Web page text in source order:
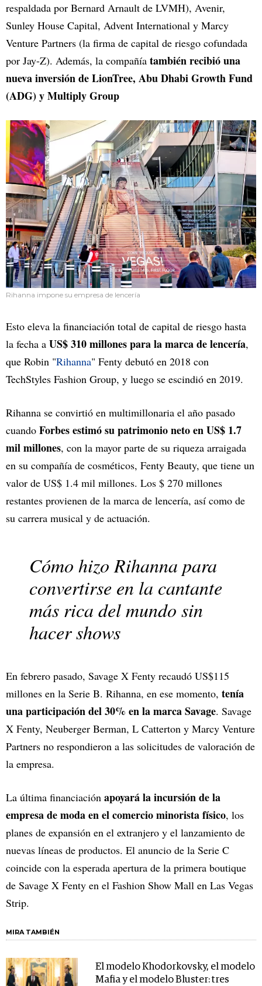
respaldada por Bernard Arnault de LVMH), Avenir,
Sunley House Capital, Advent International y Marcy
Venture Partners (la firma de capital de riesgo cofundada
por Jay-Z). Además, la compañía también recibió una
nueva inversión de LionTree, Abu Dhabi Growth Fund
(ADG) y Multiply Group
Rihanna impone su empresa de lencería
Esto eleva la financiación total de capital de riesgo hasta
la fecha a US$ 310 millones para la marca de lencería,
que Robin "Rihanna" Fenty debutó en 2018 con
TechStyles Fashion Group, y luego se escindió en 2019.
Rihanna se convirtió en multimillonaria el año pasado
cuando Forbes estimó su patrimonio neto en US$ 1.7
mil millones, con la mayor parte de su riqueza arraigada
en su compañía de cosméticos, Fenty Beauty, que tiene un
valor de US$ 1.4 mil millones. Los $ 270 millones
restantes provienen de la marca de lencería, así como de
su carrera musical y de actuación.
Cómo hizo Rihanna para
convertirse en la cantante
más rica del mundo sin
hacer shows
En febrero pasado, Savage X Fenty recaudó US$115
millones en la Serie B. Rihanna, en ese momento, tenía
una participación del 30% en la marca Savage. Savage
X Fenty, Neuberger Berman, L Catterton y Marcy Venture
Partners no respondieron a las solicitudes de valoración de
la empresa.
La última financiación apoyará la incursión de la
empresa de moda en el comercio minorista físico, los
planes de expansión en el extranjero y el lanzamiento de
nuevas líneas de productos. El anuncio de la Serie C
coincide con la esperada apertura de la primera boutique
de Savage X Fenty en el Fashion Show Mall en Las Vegas
Strip.
MIRA TAMBIÉN
El modelo Khodorkovsky, el modelo
Mafia y el modelo Bluster: tres